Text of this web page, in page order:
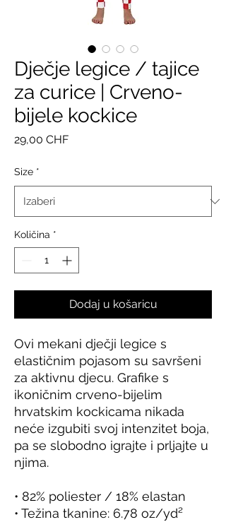
Dječje legice / tajice
za curice | Crveno-
bijele kockice
29,00 CHFCijena
Size *
Količina *
Dodaj u košaricu
Ovi mekani dječji legice s
elastičnim pojasom su savršeni
za aktivnu djecu. Grafike s
ikoničnim crveno-bijelim
hrvatskim kockicama nikada
neće izgubiti svoj intenzitet boja,
pa se slobodno igrajte i prljajte u
njima.
• 82% poliester / 18% elastan
• Težina tkanine: 6.78 oz/yd²